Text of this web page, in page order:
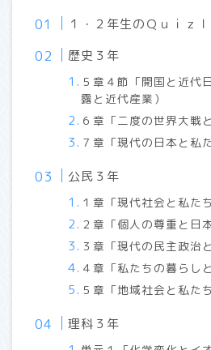
１・２年生のＱｕｉｚｌ
歴史３年
５章４節「開国と近代
露と近代産業）
６章「二度の世界大戦
７章「現代の日本と私
公民３年
１章「現代社会と私たち
２章「個人の尊重と日
３章「現代の民主政治
４章「私たちの暮らし
５章「地域社会と私たち
理科３年